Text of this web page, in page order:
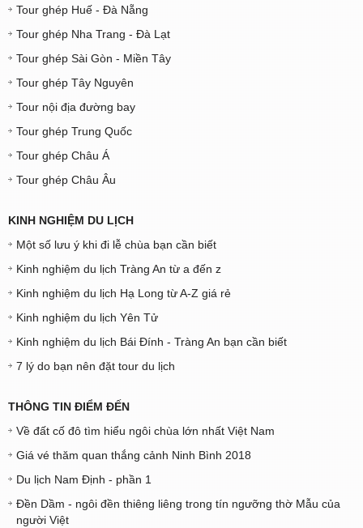
Tour ghép Huế - Đà Nẵng
Tour ghép Nha Trang - Đà Lạt
Tour ghép Sài Gòn - Miền Tây
Tour ghép Tây Nguyên
Tour nội địa đường bay
Tour ghép Trung Quốc
Tour ghép Châu Á
Tour ghép Châu Âu
KINH NGHIỆM DU LỊCH
Một số lưu ý khi đi lễ chùa bạn cần biết
Kinh nghiệm du lịch Tràng An từ a đến z
Kinh nghiệm du lịch Hạ Long từ A-Z giá rẻ
Kinh nghiệm du lịch Yên Tử
Kinh nghiệm du lịch Bái Đính - Tràng An bạn cần biết
7 lý do bạn nên đặt tour du lịch
THÔNG TIN ĐIỂM ĐẾN
Về đất cố đô tìm hiểu ngôi chùa lớn nhất Việt Nam
Giá vé thăm quan thắng cảnh Ninh Bình 2018
Du lịch Nam Định - phần 1
Đền Dầm - ngôi đền thiêng liêng trong tín ngưỡng thờ Mẫu của
người Việt